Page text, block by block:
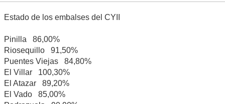
Estado de los embalses del CYII
Pinilla 86,00%
Riosequillo 91,50%
Puentes Viejas 84,80%
El Villar 100,30%
El Atazar 89,20%
El Vado 85,00%